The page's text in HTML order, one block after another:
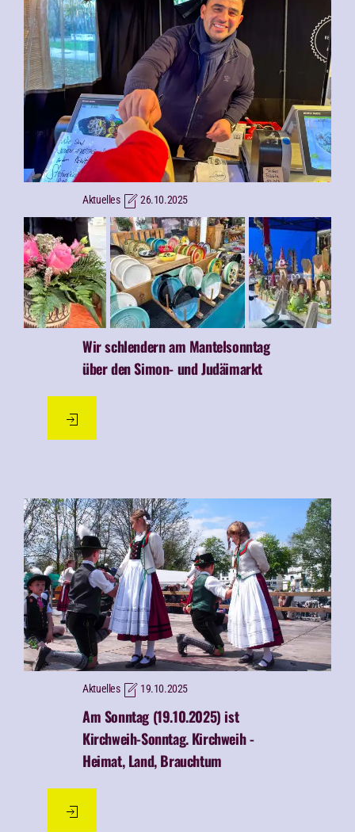
Aktuelles 26.10.2025
Wir schlendern am Mantelsonntag
über den Simon- und Judäimarkt
Aktuelles 19.10.2025
Am Sonntag (19.10.2025) ist
Kirchweih-Sonntag.Kirchweih -
Heimat, Land, Brauchtum